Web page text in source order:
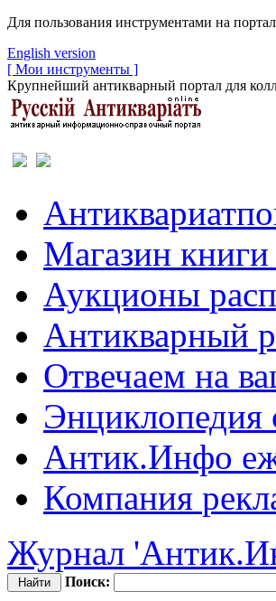
Для пользования инструментами на
English version
[ Мои инструменты ]
Крупнейший антикварный портал для
Антиквариат
Магазин
Аукционы
Антикварный
Отвечаем на
Энциклопедия
Антик.Инфо
Компания
Журнал
Поиск: